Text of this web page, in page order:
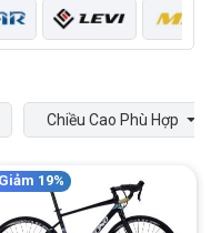
Chiều Cao Phù Hợp
Giảm 19%